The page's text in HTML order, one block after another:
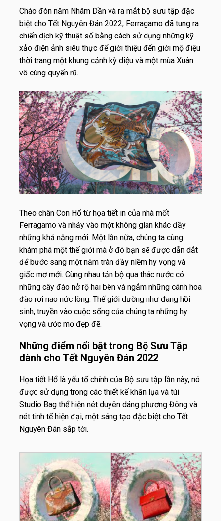
Chào đón năm Nhâm Dần và ra mắt bộ sưu tập đặc
biệt cho Tết Nguyên Đán 2022, Ferragamo đã tung ra
chiến dịch kỹ thuật số bằng cách sử dụng những kỹ
xảo điện ảnh siêu thực để giới thiệu đến giới mộ điệu
thời trang một khung cảnh kỳ diệu và một mùa Xuân
vô cùng quyến rũ.
Theo chân Con Hổ từ họa tiết in của nhà mốt
Ferragamo và nhảy vào một không gian khác đầy
những khả năng mới. Một lần nữa, chúng ta cùng
khám phá một thế giới mà ở đó bạn sẽ được dẫn dắt
để bước sang một năm tràn đầy niềm hy vọng và
giấc mơ mới. Cùng nhau tản bộ qua thác nước có
những cây đào nở rộ hai bên và ngắm những cánh hoa
đào rơi nao nức lòng. Thế giới dường như đang hồi
sinh, truyền vào cuộc sống của chúng ta những hy
vọng và ước mơ đẹp đẽ.
Những điểm nổi bật trong Bộ Sưu Tập
dành cho Tết Nguyên Đán 2022
Họa tiết Hổ là yếu tố chính của Bộ sưu tập lần này, nó
được sử dụng trong các thiết kế khăn lụa và túi
Studio Bag thể hiện nét duyên dáng phương Đông và
nét tinh tế hiện đại, một sáng tạo đặc biệt cho Tết
Nguyên Đán sắp tới.